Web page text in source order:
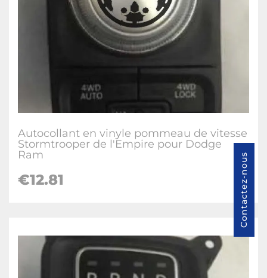
Autocollant en vinyle pommeau de vitesse
Stormtrooper de l'Empire pour Dodge
Ram
€12.81 Contactez-nous